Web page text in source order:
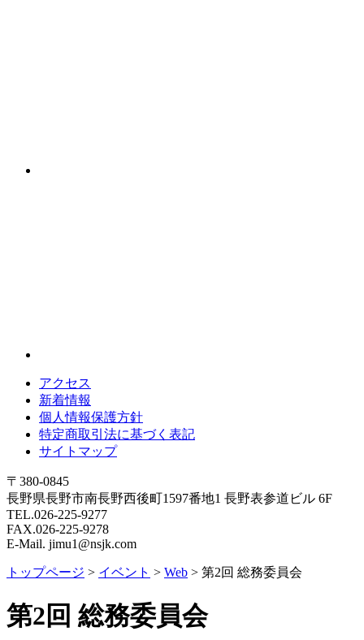
アクセス
新着情報
個人情報保護方針
特定商取引法に基づく表記
サイトマップ
〒380-0845
長野県長野市南長野西後町1597番地1 長野表参道ビル 6F
TEL.026-225-9277
FAX.026-225-9278
E-Mail. jimu1@nsjk.com
トップページ > イベント > Web > 第2回 総務委員会
第2回 総務委員会